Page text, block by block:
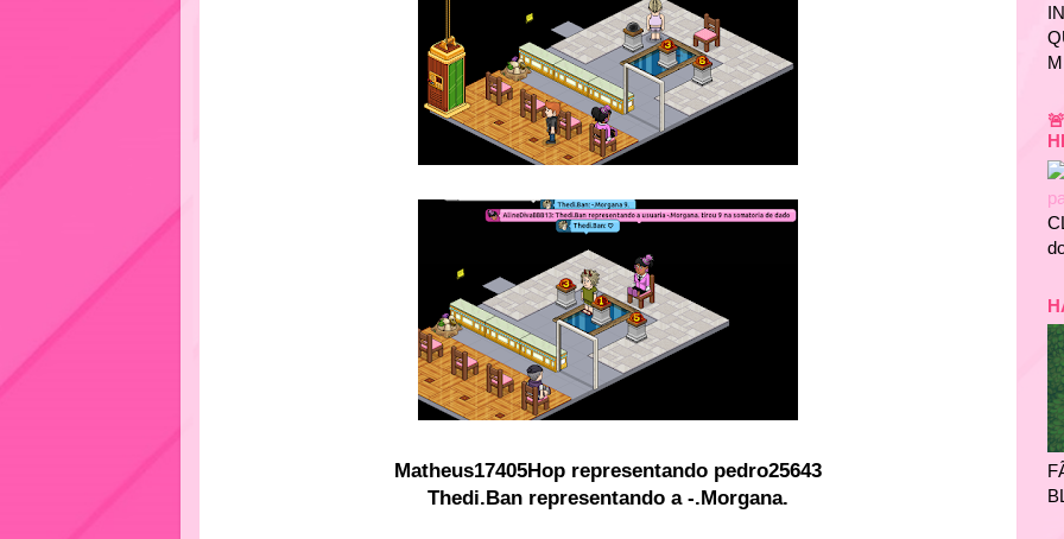
Matheus17405Hop representando pedro25643
Thedi.Ban representando a -.Morgana.